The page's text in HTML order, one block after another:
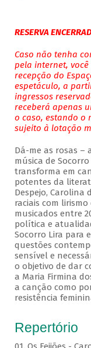
RESERVA
Caso não tenha
pela internet,
recepção do
espetáculo, a
ingressos
receberá apenas
o caso, estando o
sujeito à lotação
Dá-me as rosas –
música de
transforma em
potentes da
Despejo, Carolina
raciais com
musicados entre
política e
Socorro Lira para
questões
sensível e
o objetivo de dar
a Maria Firmina
a canção como
resistência
Repertório